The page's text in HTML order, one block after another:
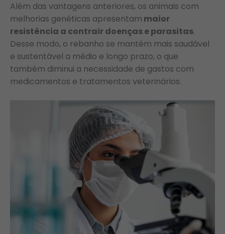
Além das vantagens anteriores, os animais com
melhorias genéticas apresentam maior
resistência a contrair doenças e parasitas.
Desse modo, o rebanho se mantém mais saudável
e sustentável a médio e longo prazo, o que
também diminui a necessidade de gastos com
medicamentos e tratamentos veterinários.